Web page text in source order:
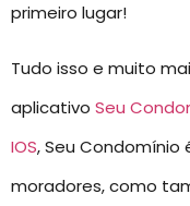
primeiro lugar!
Tudo isso e muito
aplicativo Seu
IOS, Seu
moradores, como